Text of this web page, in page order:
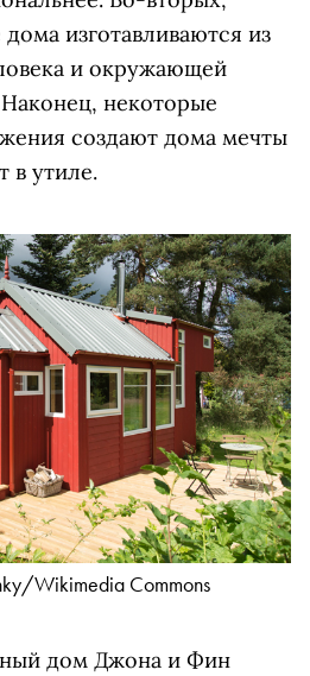
изготавливаются из
и окружающей
некоторые
создают дома мечты
в утиле.
Wikimedia Commons
дом Джона и Фин